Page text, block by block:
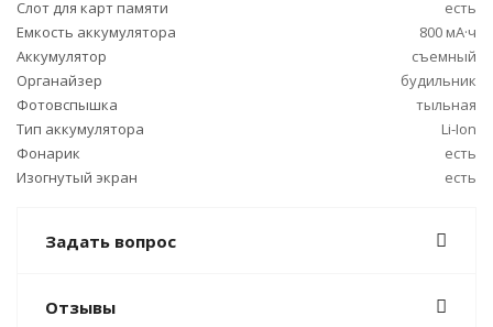
Слот для карт памяти
есть
Емкость аккумулятора
800 мА·ч
Аккумулятор
съемный
Органайзер
будильник
Фотовспышка
тыльная
Тип аккумулятора
Li-Ion
Фонарик
есть
Изогнутый экран
есть
Задать вопрос
Отзывы